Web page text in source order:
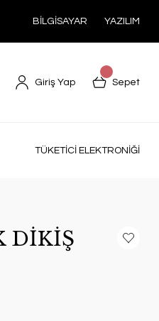
BİLGİSAYAR YAZILIM
Giriş Yap Sepet
TÜKETİCİ ELEKTRONİĞİ
DİKİŞ